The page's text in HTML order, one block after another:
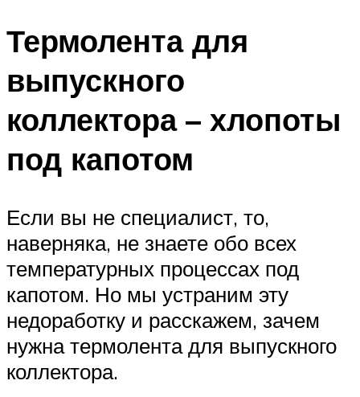
Термолента для
выпускного
коллектора – хлопоты
под капотом
Если вы не специалист, то,
наверняка, не знаете обо всех
температурных процессах под
капотом. Но мы устраним эту
недоработку и расскажем, зачем
нужна термолента для выпускного
коллектора.